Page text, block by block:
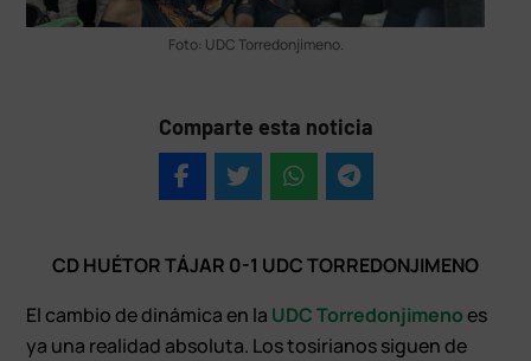
Foto: UDC Torredonjimeno.
Comparte esta noticia
CD HUÉTOR TÁJAR 0-1 UDC TORREDONJIMENO
El cambio de dinámica en la UDC Torredonjimenoes
ya una realidad absoluta. Los tosirianos siguen de